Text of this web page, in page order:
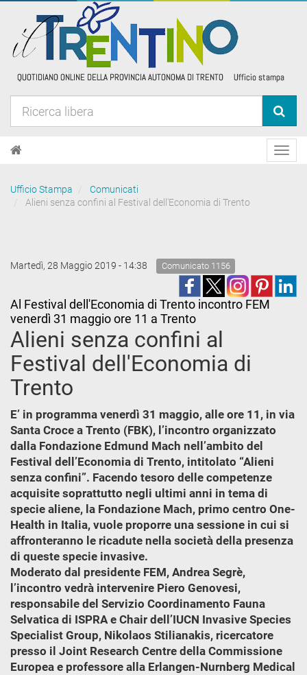
Ufficio Stampa
Comunicati
Alieni senza confini al Festival dell'Economia di Trento
Martedì, 28 Maggio 2019 - 14:38 Comunicato 1156
Al Festival dell'Economia di Trento incontro FEM
venerdì 31 maggio ore 11 a Trento
Alieni senza confini al
Festival dell'Economia di
Trento
E’ in programma venerdì 31 maggio, alle ore 11, in via
Santa Croce a Trento (FBK), l’incontro organizzato
dalla Fondazione Edmund Mach nell’ambito del
Festival dell’Economia di Trento, intitolato “Alieni
senza confini”. Facendo tesoro delle competenze
acquisite soprattutto negli ultimi anni in tema di
specie aliene, la Fondazione Mach, primo centro One-
Health in Italia, vuole proporre una sessione in cui si
affronteranno le ricadute nella società della presenza
di queste specie invasive.
Moderato dal presidente FEM, Andrea Segrè,
l’incontro vedrà intervenire Piero Genovesi,
responsabile del Servizio Coordinamento Fauna
Selvatica di ISPRA e Chair dell’IUCN Invasive Species
Specialist Group, Nikolaos Stilianakis, ricercatore
presso il Joint Research Centre della Commissione
Europea e professore alla Erlangen-Nurnberg Medical